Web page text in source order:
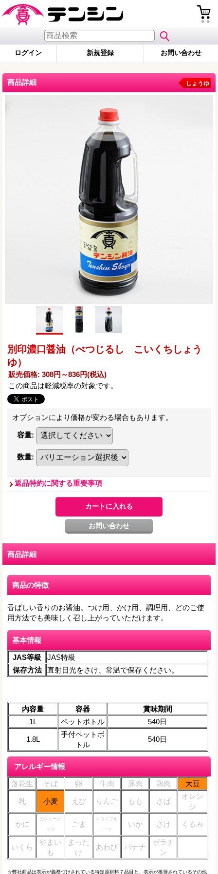
ログイン 新規登録 お問い合わせ
商品詳細 しょうゆ
別印濃口醤油（べつじるし こいくちしょう
ゆ）
販売価格: 308円～836円(税込)
この商品は軽減税率の対象です。
オプションにより価格が変わる場合もあります。
容量:
数量:
返品特約に関する重要事項
商品詳細
商品の特徴
香ばしい香りのお醤油。つけ用、かけ用、調理用、どのご使
用方法でも美味しく召し上がっていただけます。
基本情報
JAS等級
JAS特級
保存方法
直射日光をさけ、常温で保存ください。
内容量 容器
賞味期間
1L
ペットボトル 540日
1.8L
手付ペットボ
トル
540日
アレルギー情報
落花生 そば 卵 牛肉 豚肉 鶏肉 大豆
乳 小麦 えび りんご もも さば
オレン
ジ
かに
カシューナ
ッツ
ごま
キウイフル
ーツ
いか さけ くるみ
いくら
やまい
も
まった
け
あわび バナナ
ゼラチ
ン
☆弊社商品は表示が義務づけされている特定原材料７品目と、表示が推奨されているその他